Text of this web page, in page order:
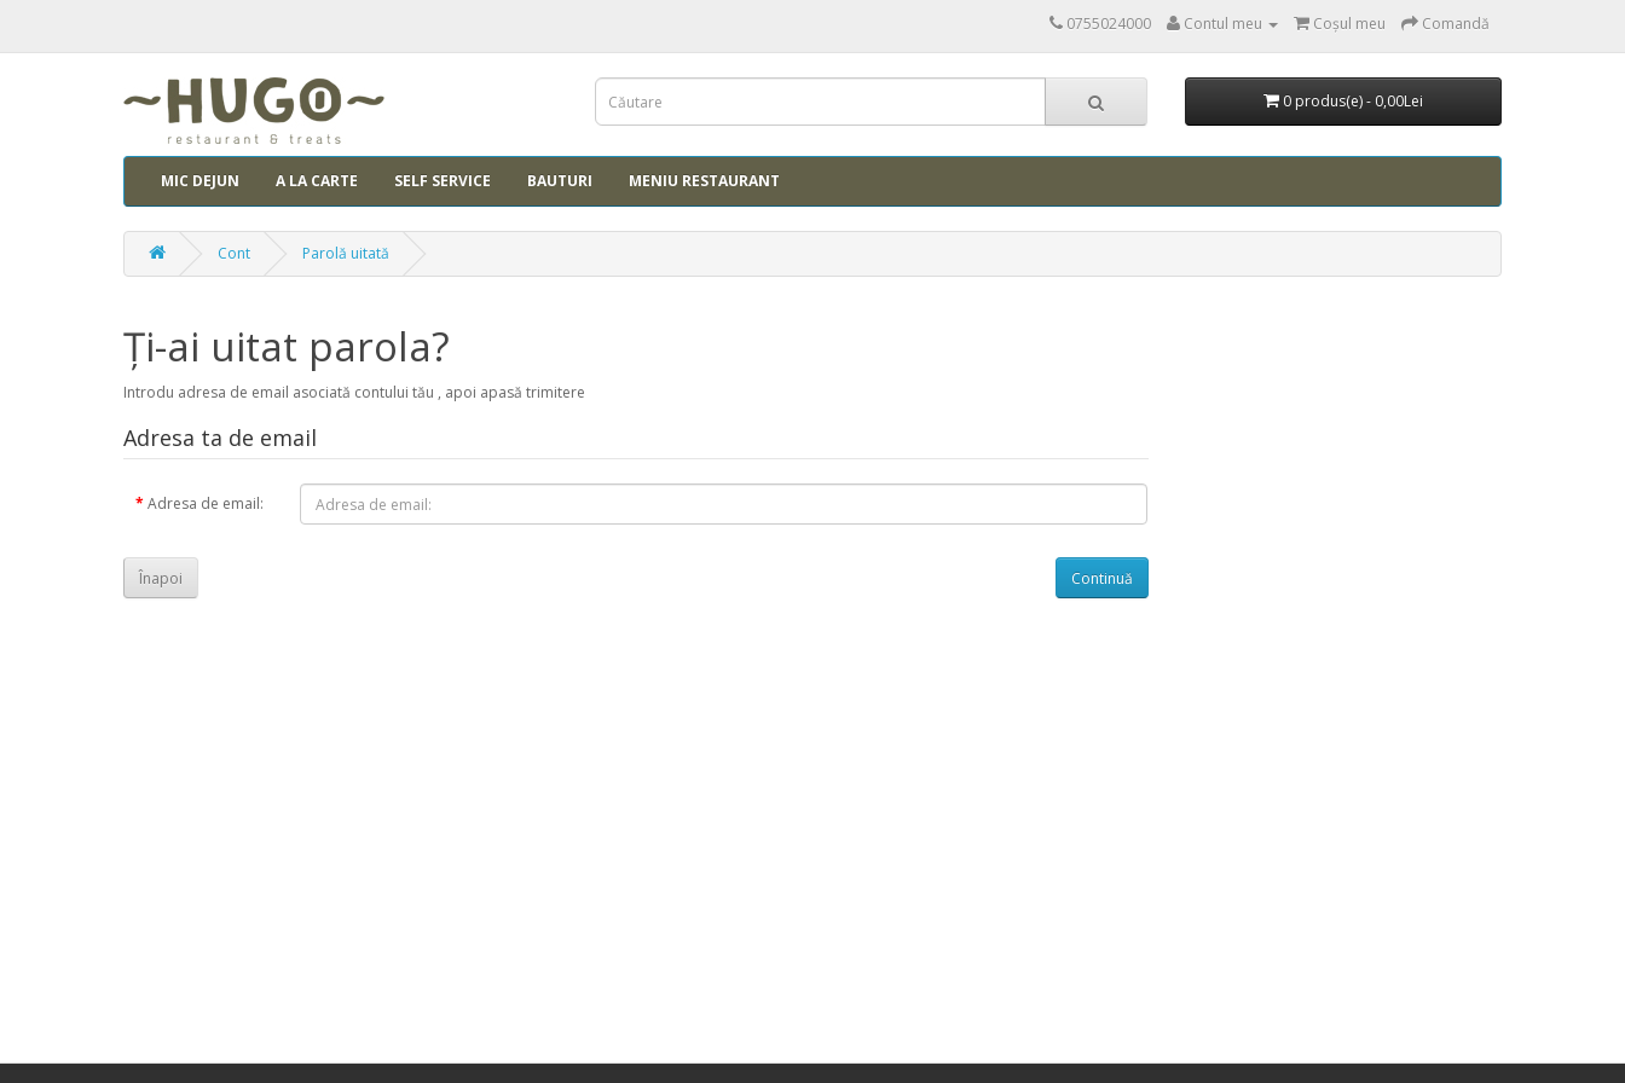
0755024000 Contul meu Coşul meu Comandă
0 produs(e) - 0,00Lei
MIC DEJUN A LA CARTE SELF SERVICE BAUTURI MENIU RESTAURANT
Cont Parolă uitată
Ţi-ai uitat parola?
Introdu adresa de email asociată contului tău , apoi apasă trimitere
Adresa ta de email
Adresa de email:
Înapoi